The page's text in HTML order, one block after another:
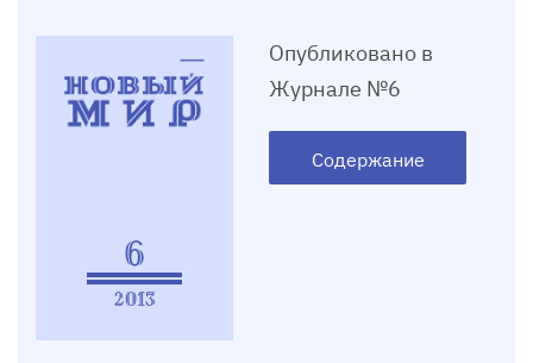
6
2013
Опубликовано в
Журнале №6
Содержание